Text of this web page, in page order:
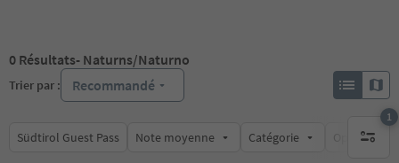
0 Résultats- Naturns/Naturno
Trier par : Recommandé
Südtirol Guest Pass Note moyenne Catégorie Options de
1
1 filtre